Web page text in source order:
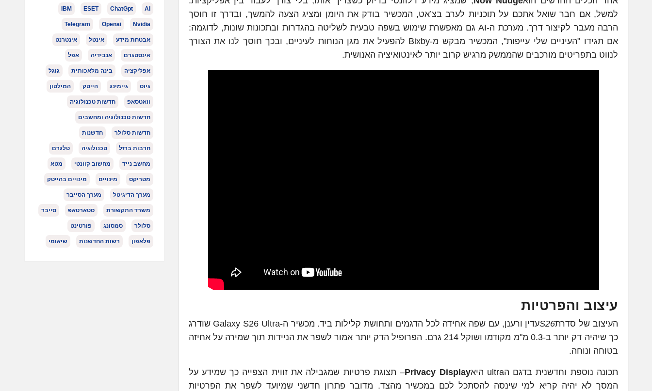
למשל, אם חבר שואל אתכם על תוכניות לערב בצ’אט, המכשיר בודק את היומן ומציג הצעה להמשך, ובדרך זו חוסך
הרבה מעבר לקיצור דרך. מערכת ה-AI גם מאפשרת שימוש בשפה טבעית לשליטה בהגדרות ובתכונות שונות, לדוגמה:
אם תגידו "העיניים שלי עייפות", המכשיר מבקש מ-Bixby להפעיל את מגן הנוחות לעיניים, ובכך חוסך לנו את הצורך
לנווט בתפריטים מורכבים שהממשק מרגיש קרוב יותר לאינטואיציה האנושית.
עיצוב והפרטיות
העיצוב של סדרתS26
עדין ורענן, עם שפה אחידה לכל הדגמים ותחושת קלילות ביד. מכשיר ה-Galaxy S26 Ultra שודרג
כך שיהיה דק יותר ב-0.3 מ"מ מקודמו ושוקל 214 גרם. הפרופיל הדק יותר אמור לשפר את הניידות תוך שמירה על אחיזה
בטוחה ונוחה.
תכונה נוספת וחדשנית בדגם הultra היא Privacy Display– תצוגת פרטיות שמגבילה את זווית הצפייה כך שמידע על
המסך לא יהיה קריא למי שינסה להסתכל לכם במכשיר מהצד. מדובר פתרון חדשני שמיועד לשפר את הפרטיות
AI
ChatGpt
ESET
IBM
Nvidia
Openai
Telegram
אבטחת מידע אינטל אינטרנט
אינסטגרם אנבידיה אפל
אפליקציה בינה מלאכותית גוגל
גיוס גיימינג הייטק המילטון
וואטסאפ חדשות טכנולוגיה
חדשות טכנולוגיה ומחשבים
חדשות סלולר חדשנות
חרבות ברזל טכנולוגיה טלגרם
מחשב נייד מחשוב קוונטי מטא
מטריקס מינויים מינויים בהייטק
מערך הדיגיטל מערך הסייבר
משרד התקשורת סטארטאפ סייבר
סלולר סמסונג פורטינט
פלאפון רשות החדשנות שיאומי